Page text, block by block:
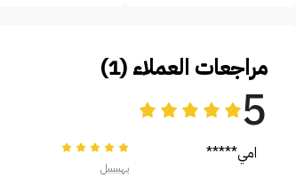
مراجعات العملاء (1)
5
امي*****
يهبببببل